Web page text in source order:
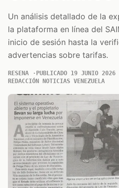
Un análisis detallado de la
la plataforma en línea del
inicio de sesión hasta la
advertencias sobre tarifas.
RESENA PUBLICADO 19 JUNIO 2026
REDACCIÓN NOTICIAS VENEZUELA